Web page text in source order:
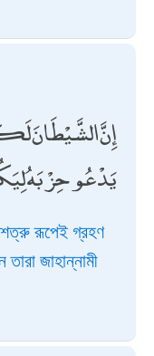
إِنَّ الشَّيْطَانَ
يَدْعُو حِزْبَهُ
রূপেই গ্রহণ
জাহান্নামী